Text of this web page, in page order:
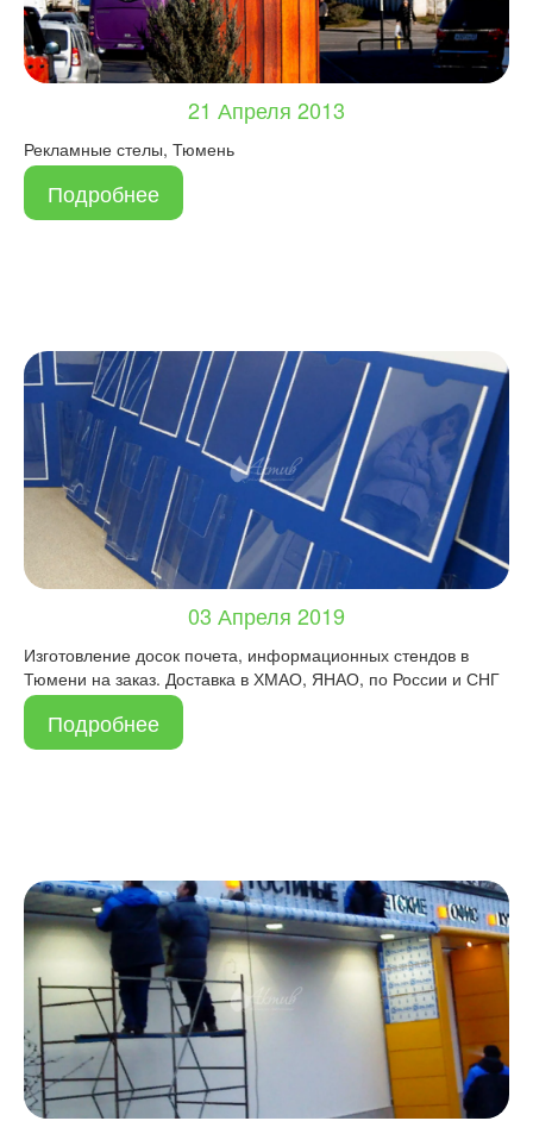
21 Апреля 2013
Рекламные стелы, Тюмень
Подробнее
03 Апреля 2019
Изготовление досок почета, информационных стендов в
Тюмени на заказ. Доставка в ХМАО, ЯНАО, по России и СНГ
Подробнее